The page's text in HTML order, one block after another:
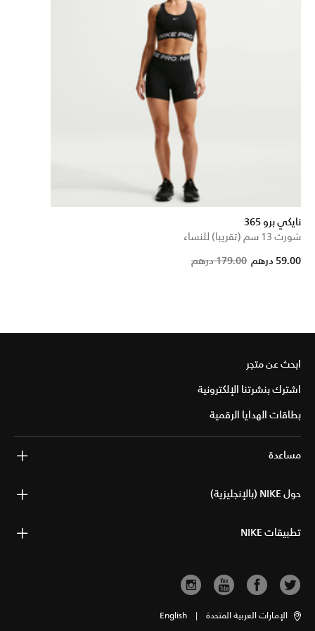
نايكي برو 365
شورت 13 سم (تقريبا) للنساء
Price
179.00 درهم 59.00 درهم
ابحث عن متجر
اشترك بنشرتنا الإلكترونية
بطاقات الهدايا الرقمية
مساعدة
حول NIKE (بالإنجليزية)
تطبيقات NIKE
الإمارات العربية المتحدة |
English